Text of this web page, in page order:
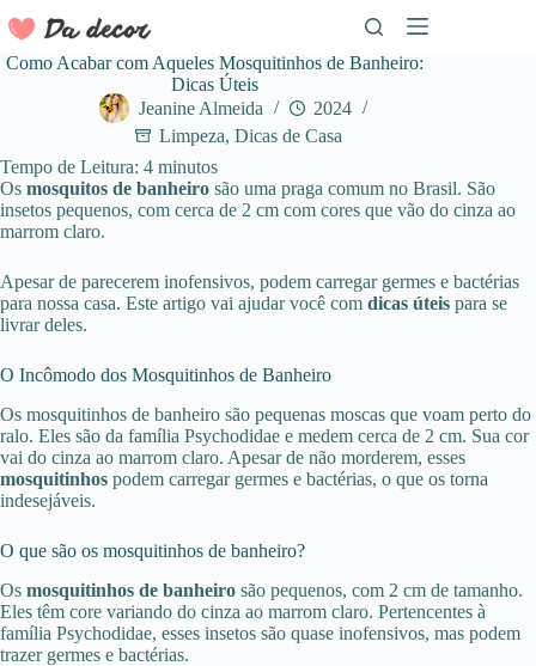
para
conteúdo
Como Acabar com Aqueles Mosquitinhos de Banheiro:
Dicas Úteis
Jeanine Almeida
2024
Limpeza, Dicas de Casa
Tempo de Leitura: 4 minutos
Os mosquitos de banheiro são uma praga comum no Brasil. São
insetos pequenos, com cerca de 2 cm com cores que vão do cinza ao
marrom claro.
Apesar de parecerem inofensivos, podem carregar germes e bactérias
para nossa casa. Este artigo vai ajudar você com dicas úteis para se
livrar deles.
O Incômodo dos Mosquitinhos de Banheiro
Os mosquitinhos de banheiro são pequenas moscas que voam perto do
ralo. Eles são da família Psychodidae e medem cerca de 2 cm. Sua cor
vai do cinza ao marrom claro. Apesar de não morderem, esses
mosquitinhos podem carregar germes e bactérias, o que os torna
indesejáveis.
O que são os mosquitinhos de banheiro?
Os mosquitinhos de banheiro são pequenos, com 2 cm de tamanho.
Eles têm core variando do cinza ao marrom claro. Pertencentes à
família Psychodidae, esses insetos são quase inofensivos, mas podem
trazer germes e bactérias.